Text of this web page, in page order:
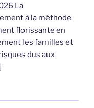
La
à la méthode
florissante en
les familles et
dus aux